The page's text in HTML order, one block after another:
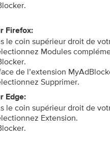
Firefox:
le coin supérieur droit de
Modules
de l’extension
Supprimer.
Edge:
le coin supérieur droit de
Extension.